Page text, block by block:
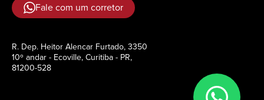
Fale com um corretor
R. Dep. Heitor Alencar Furtado, 3350
10º andar - Ecoville, Curitiba - PR,
81200-528